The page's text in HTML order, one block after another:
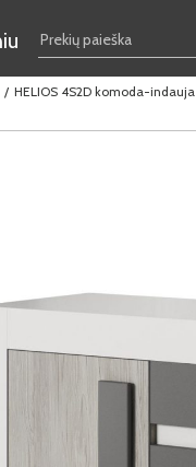
HELIOS 4S2D komoda-indauja